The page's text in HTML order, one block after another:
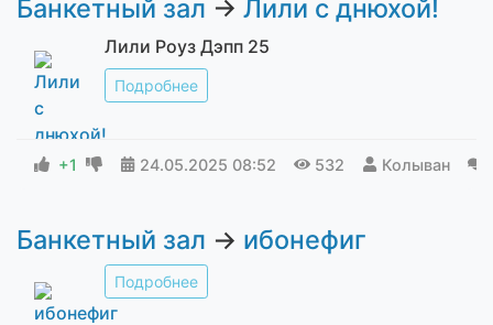
Банкетный зал → Лили с днюхой!
Лили Роуз Дэпп 25
Подробнее
+1 24.05.2025 08:52 532 Колыван
Банкетный зал → ибонефиг
Подробнее